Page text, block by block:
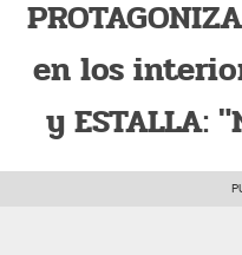
en los
y ESTALLA: